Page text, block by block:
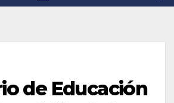
de Educación